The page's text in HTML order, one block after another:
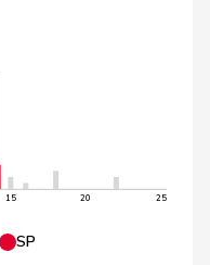
15 20 25
SP